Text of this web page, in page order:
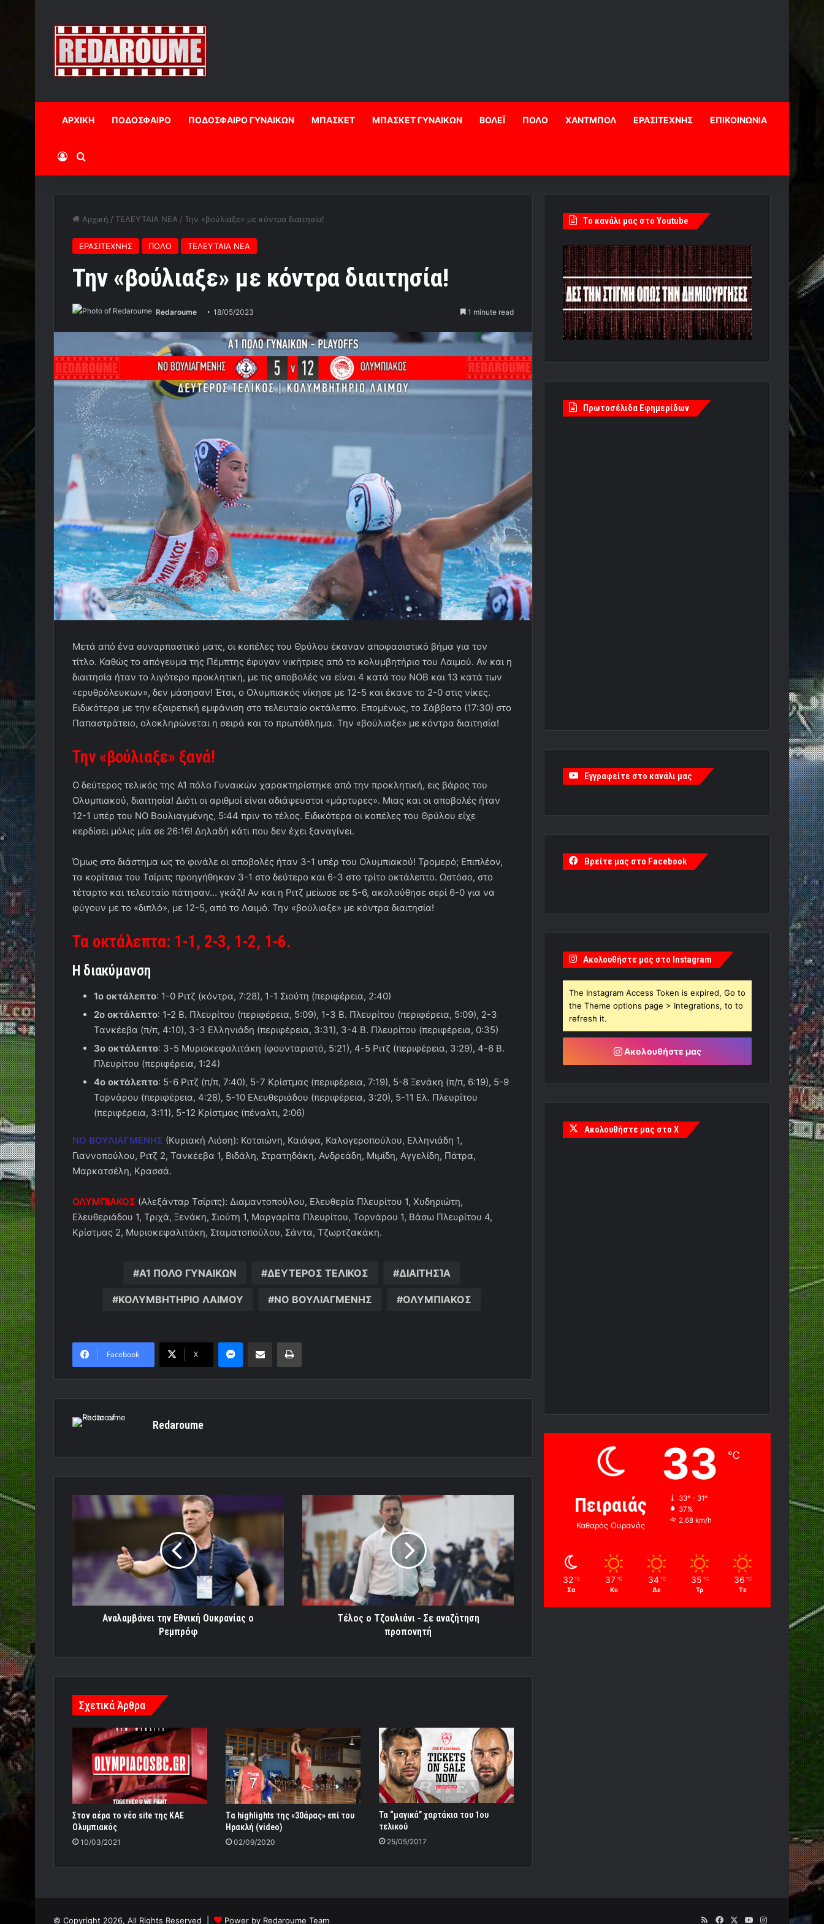
ΑΡΧΙΚΗ ΠΟΔΟΣΦΑΙΡΟ ΠΟΔΟΣΦΑΙΡΟ ΓΥΝΑΙΚΩΝ ΜΠΑΣΚΕΤ ΜΠΑΣΚΕΤ ΓΥΝΑΙΚΩΝ ΒΟΛΕΪ ΠΟΛΟ ΧΑΝΤΜΠΟΛ ΕΡΑΣΙΤΕΧΝΗΣ ΕΠΙΚΟΙΝΩΝΙΑ
Log InΑναζήτηση
Αρχική / ΤΕΛΕΥΤΑΙΑ ΝΕΑ / Την «βούλιαξε» με κόντρα διαιτησία!
ΕΡΑΣΙΤΕΧΝΗΣ ΠΟΛΟ ΤΕΛΕΥΤΑΙΑ ΝΕΑ
Την «βούλιαξε» με κόντρα διαιτησία!
Redaroume 18/05/2023 1 minute read
Μετά από ένα συναρπαστικό ματς, οι κοπέλες του Θρύλου έκαναν αποφασιστικό βήμα για τον
τίτλο. Καθώς το απόγευμα της Πέμπτης έφυγαν νικήτριες από το κολυμβητήριο του Λαιμού. Αν και η
διαιτησία ήταν το λιγότερο προκλητική, με τις αποβολές να είναι 4 κατά του ΝΟΒ και 13 κατά των
«ερυθρόλευκων», δεν μάσησαν! Έτσι, ο Ολυμπιακός νίκησε με 12-5 και έκανε το 2-0 στις νίκες.
Ειδικότερα με την εξαιρετική εμφάνιση στο τελευταίο οκτάλεπτο. Επομένως, το Σάββατο (17:30) στο
Παπαστράτειο, ολοκληρώνεται η σειρά και το πρωτάθλημα. Την «βούλιαξε» με κόντρα διαιτησία!
Την «βούλιαξε» ξανά!
Ο δεύτερος τελικός της Α1 πόλο Γυναικών χαρακτηρίστηκε από την προκλητική, εις βάρος του
Ολυμπιακού, διαιτησία! Διότι οι αριθμοί είναι αδιάψευστοι «μάρτυρες». Μιας και οι αποβολές ήταν
12-1 υπέρ του ΝΟ Βουλιαγμένης, 5:44 πριν το τέλος. Ειδικότερα οι κοπέλες του Θρύλου είχε
κερδίσει μόλις μία σε 26:16! Δηλαδή κάτι που δεν έχει ξαναγίνει.
Όμως στο διάστημα ως το φινάλε οι αποβολές ήταν 3-1 υπέρ του Ολυμπιακού! Τρομερό; Επιπλέον,
τα κορίτσια του Τσίριτς προηγήθηκαν 3-1 στο δεύτερο και 6-3 στο τρίτο οκτάλεπτο. Ωστόσο, στο
τέταρτο και τελευταίο πάτησαν… γκάζι! Αν και η Ριτζ μείωσε σε 5-6, ακολούθησε σερί 6-0 για να
φύγουν με το «διπλό», με 12-5, από το Λαιμό. Την «βούλιαξε» με κόντρα διαιτησία!
Τα οκτάλεπτα: 1-1, 2-3, 1-2, 1-6.
Η διακύμανση
1ο οκτάλεπτο: 1-0 Ριτζ (κόντρα, 7:28), 1-1 Σιούτη (περιφέρεια, 2:40)
2ο οκτάλεπτο: 1-2 Β. Πλευρίτου (περιφέρεια, 5:09), 1-3 Β. Πλευρίτου (περιφέρεια, 5:09), 2-3
Τανκέεβα (π/π, 4:10), 3-3 Ελληνιάδη (περιφέρεια, 3:31), 3-4 Β. Πλευρίτου (περιφέρεια, 0:35)
3ο οκτάλεπτο: 3-5 Μυριοκεφαλιτάκη (φουνταριστό, 5:21), 4-5 Ριτζ (περιφέρεια, 3:29), 4-6 Β.
Πλευρίτου (περιφέρεια, 1:24)
4ο οκτάλεπτο: 5-6 Ριτζ (π/π, 7:40), 5-7 Κρίστμας (περιφέρεια, 7:19), 5-8 Ξενάκη (π/π, 6:19), 5-9
Τορνάρου (περιφέρεια, 4:28), 5-10 Ελευθεριάδου (περιφέρεια, 3:20), 5-11 Ελ. Πλευρίτου
(περιφέρεια, 3:11), 5-12 Κρίστμας (πέναλτι, 2:06)
ΝΟ ΒΟΥΛΙΑΓΜΕΝΗΣ (Κυριακή Λιόση): Κοτσιώνη, Καιάφα, Καλογεροπούλου, Ελληνιάδη 1,
Γιαννοπούλου, Ριτζ 2, Τανκέεβα 1, Βιδάλη, Στρατηδάκη, Ανδρεάδη, Μιμίδη, Αγγελίδη, Πάτρα,
Μαρκατσέλη, Κρασσά.
ΟΛΥΜΠΙΑΚΟΣ (Αλεξάνταρ Τσίριτς): Διαμαντοπούλου, Ελευθερία Πλευρίτου 1, Χυδηριώτη,
Ελευθεριάδου 1, Τριχά, Ξενάκη, Σιούτη 1, Μαργαρίτα Πλευρίτου, Τορνάρου 1, Βάσω Πλευρίτου 4,
Κρίστμας 2, Μυριοκεφαλιτάκη, Σταματοπούλου, Σάντα, Τζωρτζακάκη.
Α1 ΠΟΛΟ ΓΥΝΑΙΚΩΝ ΔΕΥΤΕΡΟΣ ΤΕΛΙΚΟΣ ΔΙΑΙΤΗΣΊΑ
ΚΟΛΥΜΒΗΤΗΡΙΟ ΛΑΙΜΟΥ ΝΟ ΒΟΥΛΙΑΓΜΕΝΗΣ ΟΛΥΜΠΙΑΚΟΣ
Facebook X
MessengerΚοινοποίηση μέσω ηλεκτρονικού ταχυδρομείουΕκτύπωση
Redaroume
Αναλαμβάνει
Ρεμπρόφ
Αναλαμβάνει την Εθνική Ουκρανίας ο
Ρεμπρόφ
Τέλος
ο
Τζουλιάνι
-
Σε
αναζήτηση
προπονητή
Τέλος ο Τζουλιάνι - Σε αναζήτηση
προπονητή
Σχετικά Άρθρα
Στον αέρα το νέο site της ΚΑΕ
Ολυμπιακός
10/03/2021
Tα highlights της «30άρας» επί του
Ηρακλή (video)
02/09/2020
Τα “μαγικά” χαρτάκια του 1ου
τελικού
25/05/2017
Tο κανάλι μας στο Youtube
Πρωτοσέλιδα Εφημερίδων
Εγγραφείτε στο κανάλι μας
Βρείτε μας στο Facebook
Ακολουθήστε μας στο Instagram
The Instagram Access Token is expired, Go to
the Theme options page > Integrations, to to
refresh it.
Ακολουθήστε μας
Ακολουθήστε μας στο X
Πειραιάς
Καθαρός Ουρανός
33 ℃
33º - 31º
37%
2.68 km/h
32 ℃
Σα
37 ℃
Κυ
34 ℃
Δε
35 ℃
Τρ
36 ℃
Τε
© Copyright 2026, All Rights Reserved | Power by Redaroume Team RSSFacebook
X YouTubeInstagram